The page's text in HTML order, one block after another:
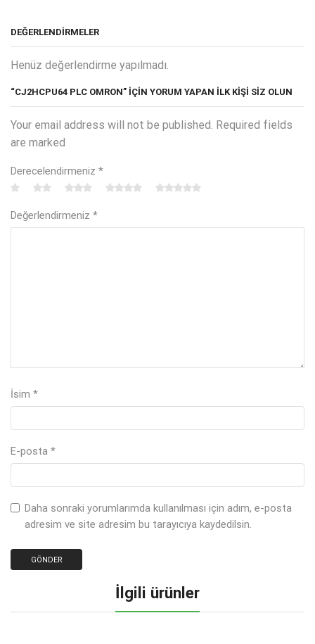
DEĞERLENDIRMELER
Henüz değerlendirme yapılmadı.
“CJ2HCPU64 PLC OMRON” IÇIN YORUM YAPAN ILK KIŞI SIZ OLUN
Your email address will not be published. Required fields
are marked
Derecelendirmeniz *
Değerlendirmeniz *
İsim *
E-posta *
Daha sonraki yorumlarımda kullanılması için adım, e-posta
adresim ve site adresim bu tarayıcıya kaydedilsin.
İlgili ürünler